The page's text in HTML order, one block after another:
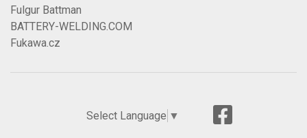
Fulgur Battman
BATTERY-WELDING.COM
Fukawa.cz
Select Language ▼